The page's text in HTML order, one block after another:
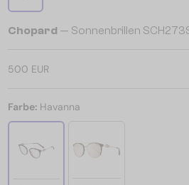
Chopard — Sonnenbrillen
500 EUR
Farbe: Havanna